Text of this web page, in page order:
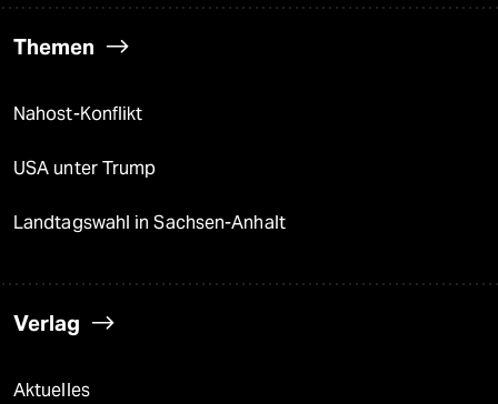
Themen
Nahost-Konflikt
USA unter Trump
Landtagswahl in Sachsen-Anhalt
Verlag
Aktuelles